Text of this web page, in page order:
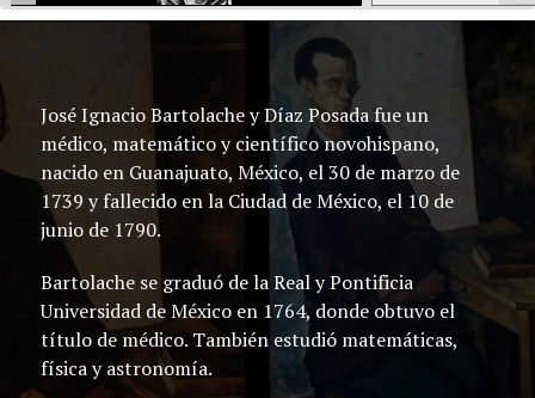
José Ignacio Bartolache y Díaz Posada fue un
médico, matemático y científico novohispano,
nacido en Guanajuato, México, el 30 de marzo de
1739 y fallecido en la Ciudad de México, el 10 de
junio de 1790.
Bartolache se graduó de la Real y Pontificia
Universidad de México en 1764, donde obtuvo el
título de médico. También estudió matemáticas,
física y astronomía.